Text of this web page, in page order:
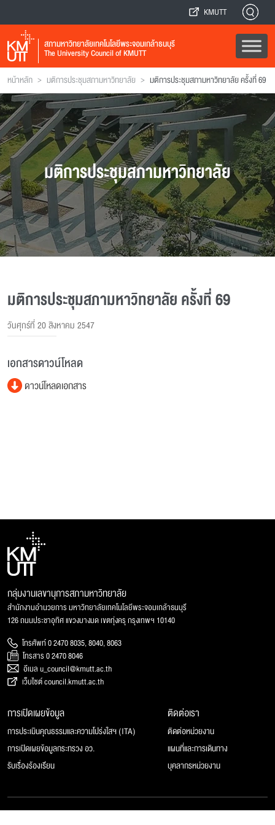
KMUTT
สภามหาวิทยาลัยเทคโนโลยีพระจอมเกล้าธนบุรี
The University Council of KMUTT
หน้าหลัก > มติการประชุมสภามหาวิทยาลัย > มติการประชุมสภามหาวิทยาลัย ครั้งที่ 69
มติการประชุมสภามหาวิทยาลัย
มติการประชุมสภามหาวิทยาลัย ครั้งที่ 69
วันศุกร์ที่ 20 สิงหาคม 2547
เอกสารดาวน์โหลด
ดาวน์โหลดเอกสาร
กลุ่มงานเลขานุการสภามหาวิทยาลัย
สำนักงานอำนวยการ มหาวิทยาลัยเทคโนโลยีพระจอมเกล้าธนบุรี
126 ถนนประชาอุทิศ แขวงบางมด เขตทุ่งครุ กรุงเทพฯ 10140
โทรศัพท์ 0 2470 8035, 8040, 8063
โทรสาร 0 2470 8046
อีเมล u_council@kmutt.ac.th
เว็บไซต์ council.kmutt.ac.th
การเปิดเผยข้อมูล
การประเมินคุณธรรมและความโปร่งใสฯ (ITA)
การเปิดเผยข้อมูลกระทรวง อว.
รับเรื่องร้องเรียน
ติดต่อเรา
ติดต่อหน่วยงาน
แผนที่และการเดินทาง
บุคลากรหน่วยงาน